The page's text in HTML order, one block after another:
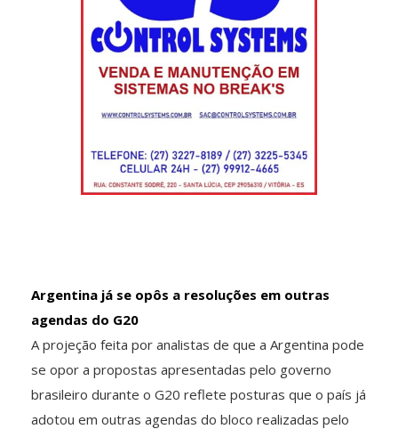
Argentina já se opôs a resoluções em outras
agendas do G20
A projeção feita por analistas de que a Argentina pode
se opor a propostas apresentadas pelo governo
brasileiro durante o G20 reflete posturas que o país já
adotou em outras agendas do bloco realizadas pelo